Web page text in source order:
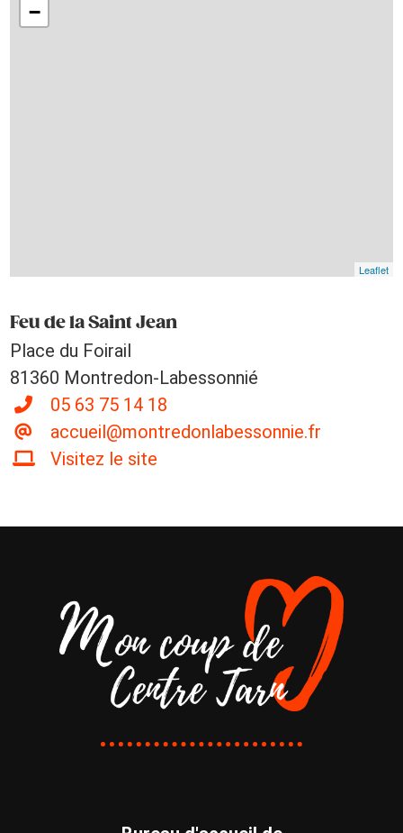
−
Leaflet
Feu de la Saint Jean
Place du Foirail
81360 Montredon-Labessonnié
05 63 75 14 18
accueil@montredonlabessonnie.fr
Visitez le site